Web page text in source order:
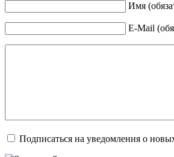
Имя
E-Mail
Подписаться на уведомления о